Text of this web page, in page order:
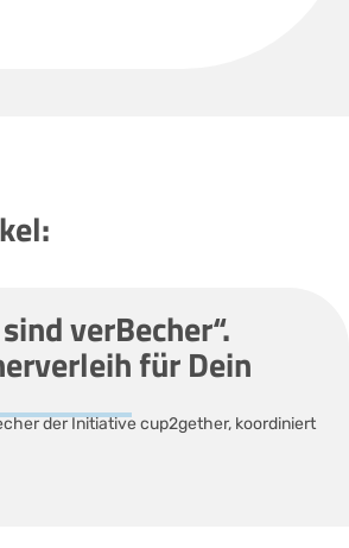
verBecher“.
für Dein
der Initiative cup2gether, koordiniert